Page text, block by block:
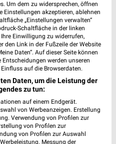
1
Uhr | Geschlossen
Um dem zu widersprechen, öffnen
Einstellungen akzeptieren, ablehnen
„Einstellungen verwalten“
Schaltfläche in der linken
Einwilligung zu widerrufen,
den Link in der Fußzeile der Website
Daten“. Auf dieser Seite können
werden unseren
auf die Browserdaten.
Daten, um die Leistung der
zu tun:
auf einem Endgerät.
von Werbeanzeigen. Erstellung
Verwendung von Profilen zur
von Profilen zur
von Profilen zur Auswahl
Messung der